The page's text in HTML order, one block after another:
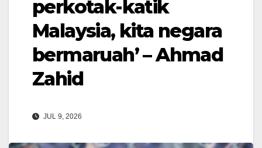
perkotak-katik
Malaysia, kita negara
bermaruah’ – Ahmad
Zahid
JUL 9, 2026